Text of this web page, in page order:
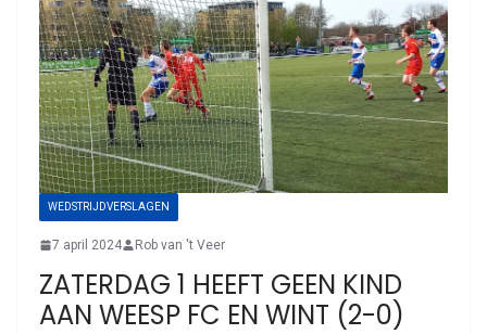
WEDSTRIJDVERSLAGEN
7 april 2024 Rob van 't Veer
ZATERDAG 1 HEEFT GEEN KIND
AAN WEESP FC EN WINT (2-0)